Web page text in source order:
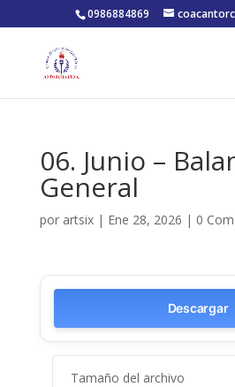
0986884869
06. Junio –
General
por artsix| Ene 28, 2026 | 0
Descargar
Tamaño del archivo